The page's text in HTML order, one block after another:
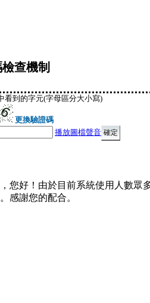
查機制
看到的字元(字母區分大小寫)
更換驗證碼
播放圖檔聲音
您好！由於目前系統使用人數眾
感謝您的配合。